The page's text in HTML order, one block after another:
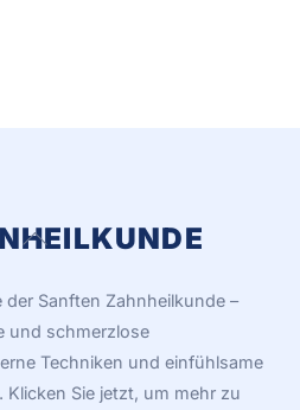
Back
Top
der Sanften Zahnheilkunde –
und schmerzlose
Techniken und einfühlsame
Klicken Sie jetzt, um mehr zu